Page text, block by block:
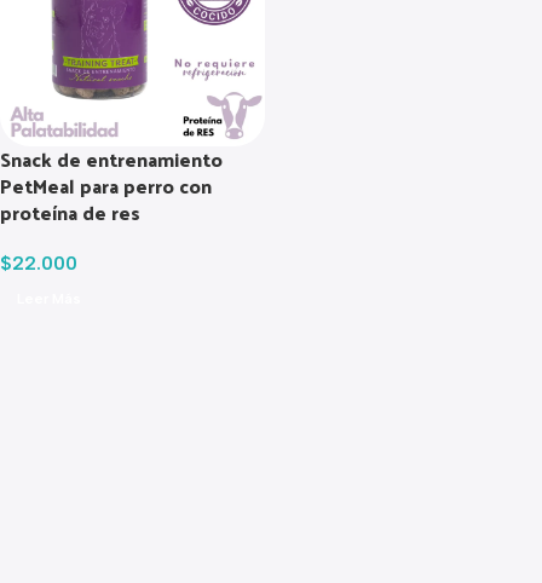
Snack de entrenamiento
PetMeal para perro con
proteína de res
$22.000